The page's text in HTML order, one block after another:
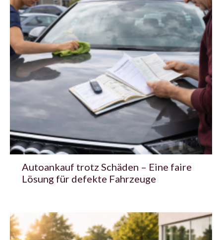
Autoankauf trotz Schäden – Eine faire
Lösung für defekte Fahrzeuge